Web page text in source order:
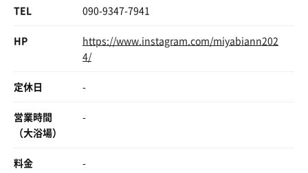
TEL 090-9347-7941
HP
https://www.instagram.com/miyabiann202
4/
定休日 -
営業時間
（大浴場）
-
料金 -